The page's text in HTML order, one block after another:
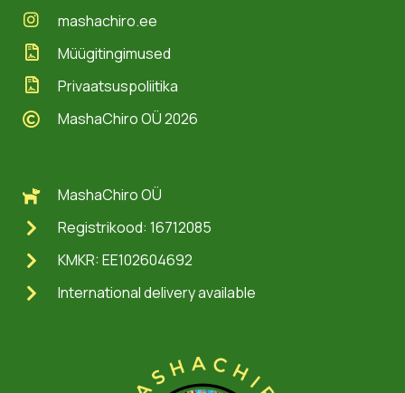
MashaChiro OÜ
Registrikood: 16712085
KMKR: EE102604692
International delivery available
mashachiro.ee
Müügitingimused
Privaatsuspoliitika
MashaChiro OÜ 2026